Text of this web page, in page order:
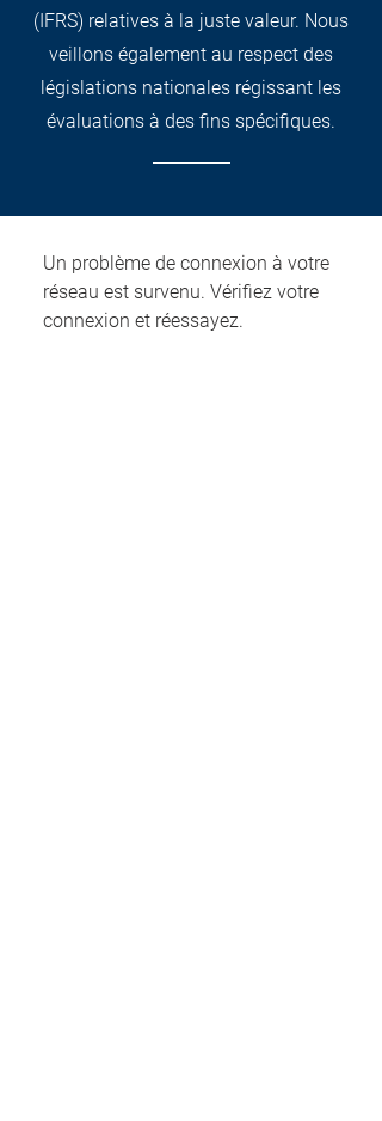
(IFRS) relatives à la juste valeur. Nous
veillons également au respect des
législations nationales régissant les
évaluations à des fins spécifiques.
Un problème de connexion à votre
réseau est survenu. Vérifiez votre
connexion et réessayez.